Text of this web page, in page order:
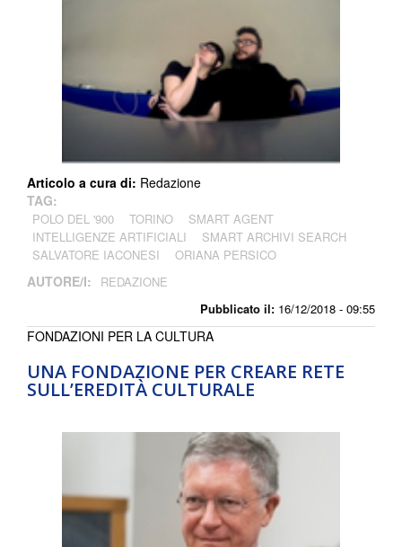
Pubblicato il: 16/12/2018 - 09:55
Articolo a cura di: Redazione
TAG:
POLO DEL '900 TORINO
SMART AGENT
INTELLIGENZE ARTIFICIALI
SMART ARCHIVI SEARCH
SALVATORE IACONESI
ORIANA PERSICO
AUTORE/I: REDAZIONE
UNA FONDAZIONE PER CREARE RETE
SULL’EREDITÀ CULTURALE
FONDAZIONI PER LA CULTURA